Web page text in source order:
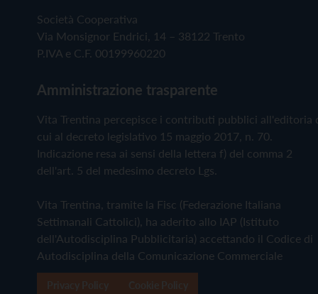
Società Cooperativa
Via Monsignor Endrici, 14 – 38122 Trento
P.IVA e C.F. 00199960220
Amministrazione trasparente
Vita Trentina percepisce i contributi pubblici all'editoria
cui al decreto legislativo 15 maggio 2017, n. 70.
Indicazione resa ai sensi della lettera f) del comma 2
dell'art. 5 del medesimo decreto Lgs.
Vita Trentina, tramite la Fisc (Federazione Italiana
Settimanali Cattolici), ha aderito allo IAP (Istituto
dell'Autodisciplina Pubblicitaria) accettando il Codice di
Autodisciplina della Comunicazione Commerciale